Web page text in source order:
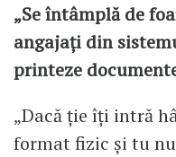
„Se întâmplă de
angajați din
printeze
„Dacă ție îți intră
format fizic și tu